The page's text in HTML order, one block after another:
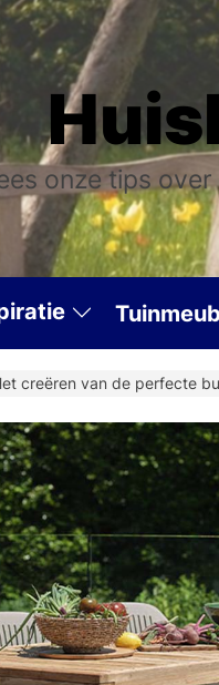
onze tips
creëren van de perfecte